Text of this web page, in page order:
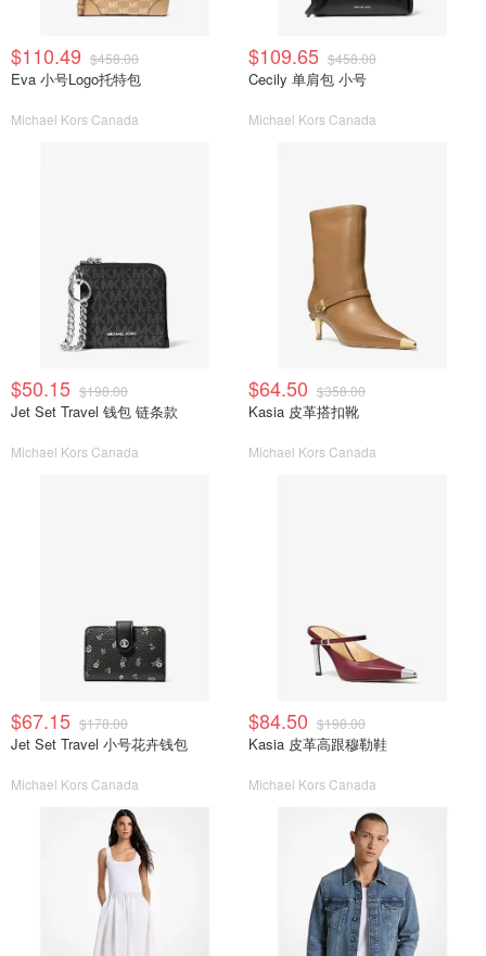
$110.49 $458.00
Eva 小号Logo托特包
Michael Kors Canada
$109.65 $458.00
Cecily 单肩包 小号
Michael Kors Canada
$50.15 $198.00
Jet Set Travel 钱包 链条款
Michael Kors Canada
$64.50 $358.00
Kasia 皮革搭扣靴
Michael Kors Canada
$67.15 $178.00
Jet Set Travel 小号花卉钱包
Michael Kors Canada
$84.50 $198.00
Kasia 皮革高跟穆勒鞋
Michael Kors Canada